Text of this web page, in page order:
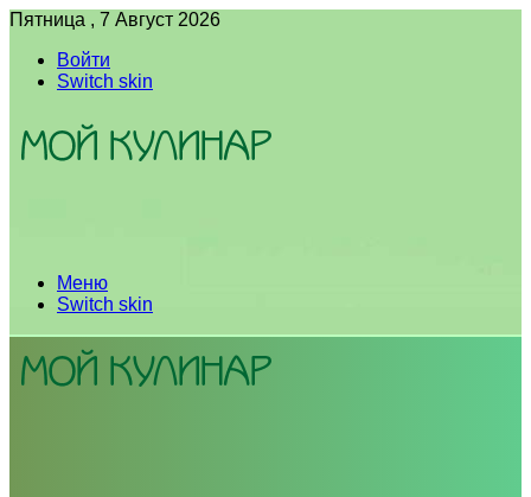
Пятница , 7 Август 2026
Войти
Switch skin
Меню
Switch skin